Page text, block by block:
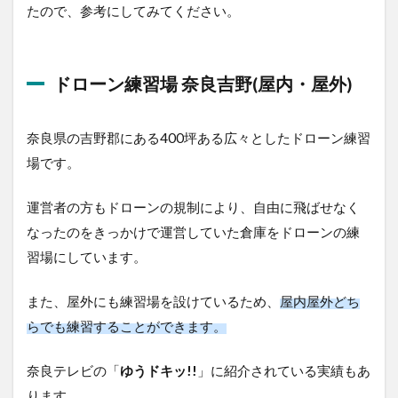
場
ーン
練習
野(屋
内・
4.2
ロス
（５
Ｓ）
ドロ
ール
ド
たので、参考にしてみてください。
ドローン練習場 奈良吉野(屋内・屋外)
奈良県の吉野郡にある400坪ある広々としたドローン練習
場です。
運営者の方もドローンの規制により、自由に飛ばせなく
なったのをきっかけで運営していた倉庫をドローンの練
習場にしています。
また、屋外にも練習場を設けているため、 屋内屋外どち
らでも練習することができます。
奈良テレビの「ゆうドキッ!! 」に紹介されている実績もあ